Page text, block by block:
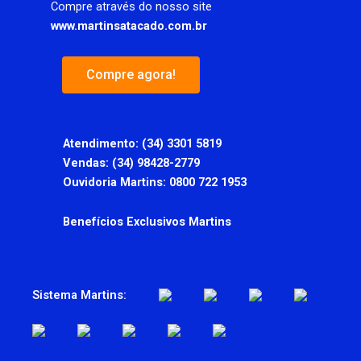
Compre através do nosso site
www.martinsatacado.com.br
Compre agora!
Atendimento: (34) 3301 5819
Vendas: (34) 98428-2779
Ouvidoria Martins: 0800 722 1953
Benefícios Exclusivos Martins
Sistema Martins: